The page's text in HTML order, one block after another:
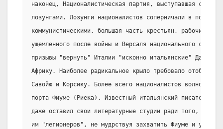
наконец, Националистическая партия, выступавшая с
лозунгами. Лозунги националистов соперничали в
коммунистическими, большая часть крестьян, рабочих,
ущемленного после войны и Версаля национального
призывы "вернуть" Италии "исконно итальянские"
Африку. Наиболее радикальное крыло требовало
Савойю и Корсику. Более всего националистов волновала
порта Фиуме (Риека). Известный итальянский писатель
даже оставил свои литературные студии ради того, чтобы
им "легионеров", не мудрствуя захватить Фиуме и